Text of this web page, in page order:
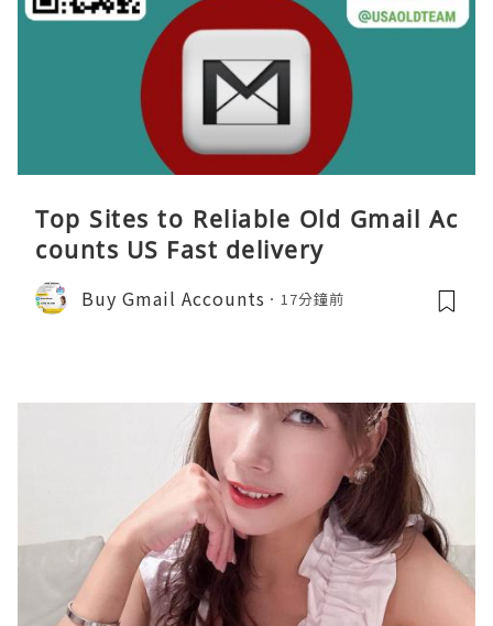
Top Sites to Reliable Old Gmail Ac
counts US Fast delivery
Buy Gmail Accounts 17分鐘前